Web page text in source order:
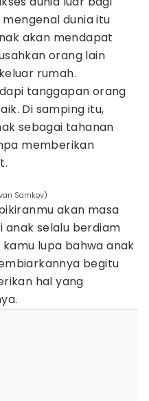
dunia itu
akan mendapat
orang lain
rumah.
tanggapan orang
Di samping itu,
sebagai tahanan
memberikan
Samkov)
akan masa
anak selalu berdiam
lupa bahwa anak
begitu
hal yang